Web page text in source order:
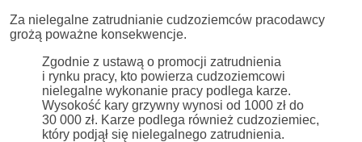
Za nielegalne zatrudnianie cudzoziemców pracodawcy
grożą poważne konsekwencje.
Zgodnie z ustawą o promocji zatrudnienia
i rynku pracy, kto powierza cudzoziemcowi
nielegalne wykonanie pracy podlega karze.
Wysokość kary grzywny wynosi od 1000 zł do
30 000 zł. Karze podlega również cudzoziemiec,
który podjął się nielegalnego zatrudnienia.